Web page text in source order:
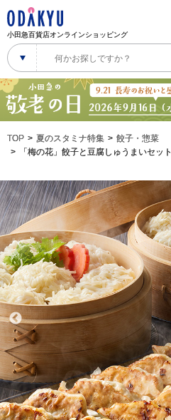
小田急百貨店オンラインショッピング
TOP 夏のスタミナ特集
餃子・惣菜
「梅の花」餃子と豆腐しゅうまいセット